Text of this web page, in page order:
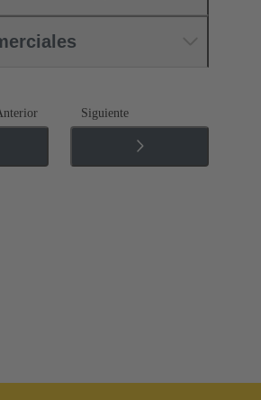
Siguiente